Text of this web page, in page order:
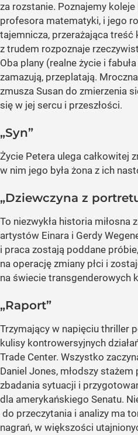
za rozstanie. Poznajemy koleje
profesora matematyki, i jego
tajemnicza, przerażająca treść
z trudem rozpoznaje
Oba plany (realne życie i
zamazują, przeplatają.
zmusza Susan do zmierzenia
się w jej sercu i przeszłości.
„Syn”
Życie Petera ulega całkowitej
w nim jego była żona z ich
„Dziewczyna z
To niezwykła historia miłosna
artystów Einara i Gerdy
i praca zostają poddane
na operację zmiany płci i
na świecie transgenderowych
„Raport”
Trzymający w napięciu thriller
kulisy kontrowersyjnych
Trade Center. Wszystko
Daniel Jones, młodszy
zbadania sytuacji i
dla amerykańskiego Senatu.
do przeczytania i analizy ma
nagrań, w większości